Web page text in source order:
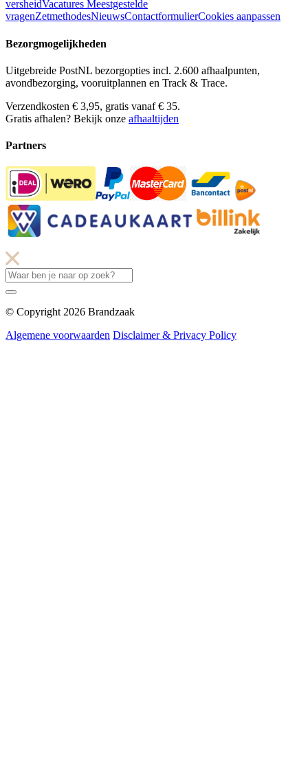
versheidVacatures Meestgestelde
vragenZetmethodesNieuwsContactformulierCookies aanpassen
Bezorgmogelijkheden
Uitgebreide PostNL bezorgopties incl. 2.600 afhaalpunten,
avondbezorging, vooruitplannen en Track & Trace.
Verzendkosten € 3,95, gratis vanaf € 35.
Gratis afhalen? Bekijk onze afhaaltijden
Partners
© Copyright 2026 Brandzaak
Algemene voorwaarden Disclaimer & Privacy Policy